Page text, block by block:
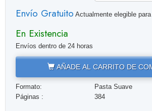
Envío Gratuito Actualmente elegible
En Existencia
Envíos dentro de 24 horas
AÑADE AL CARRITO DE
Formato:
Pasta Suave
Páginas :
384